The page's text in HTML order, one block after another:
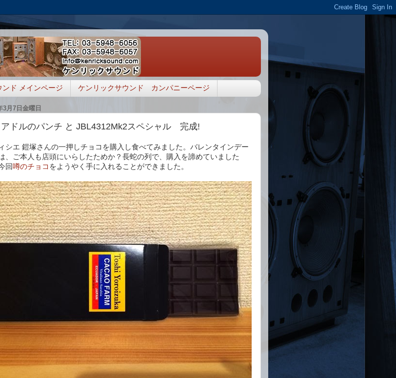
ド メインページ ケンリックサウンド カンパニーページ
3月7日金曜日
ドルのパンチ と JBL4312Mk2スペシャル 完成!
シエ 鎧塚さんの一押しチョコを購入し食べてみました。バレンタインデー
、ご本人も店頭にいらしたためか？長蛇の列で、購入を諦めていました
回 噂のチョコ をようやく手に入れることができました。